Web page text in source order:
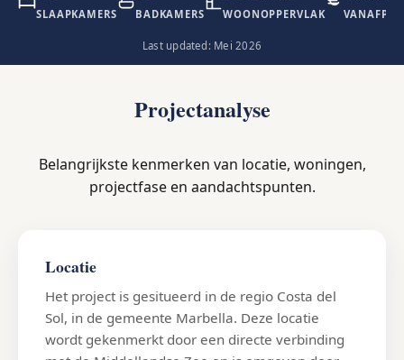
SLAAPKAMERS BADKAMERS WOONOPPERVLAK
Last updated: Mei 2026
Projectanalyse
Belangrijkste kenmerken van locatie, woningen,
projectfase en aandachtspunten.
Locatie
Het project is gesitueerd in de regio Costa del
Sol, in de gemeente Marbella. Deze locatie
wordt gekenmerkt door een directe verbinding